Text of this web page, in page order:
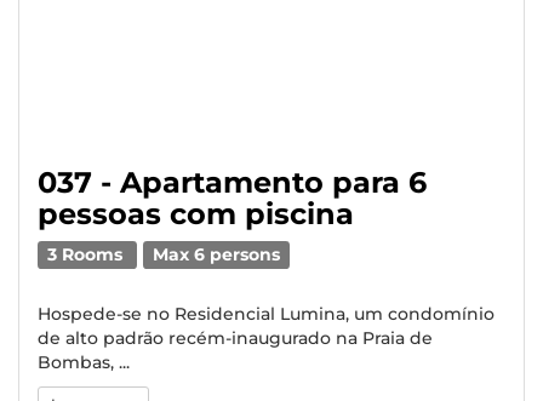
037 - Apartamento para 6
pessoas com piscina
3 Rooms Max 6 persons
Hospede-se no Residencial Lumina, um condomínio
de alto padrão recém-inaugurado na Praia de
Bombas, ...